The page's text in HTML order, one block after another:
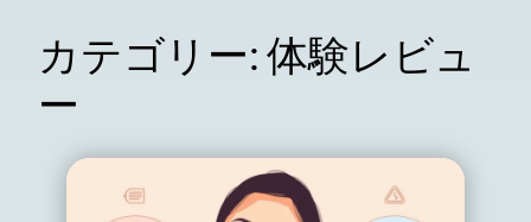
カテゴリー:体験レビュ
ー